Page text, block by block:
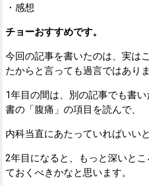
・感想
チョーおすすめです。
今回の記事を書いたのは、実は
たからと言っても過言ではありま
1年目の間は、別の記事でも書
書の「腹痛」の項目を読んで、
内科当直にあたっていればいい
2年目になると、もっと深いと
ておくべきかなと思います。